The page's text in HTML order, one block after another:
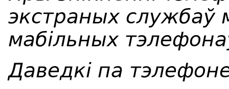
экстраных службаў
мабільных
Даведкі па